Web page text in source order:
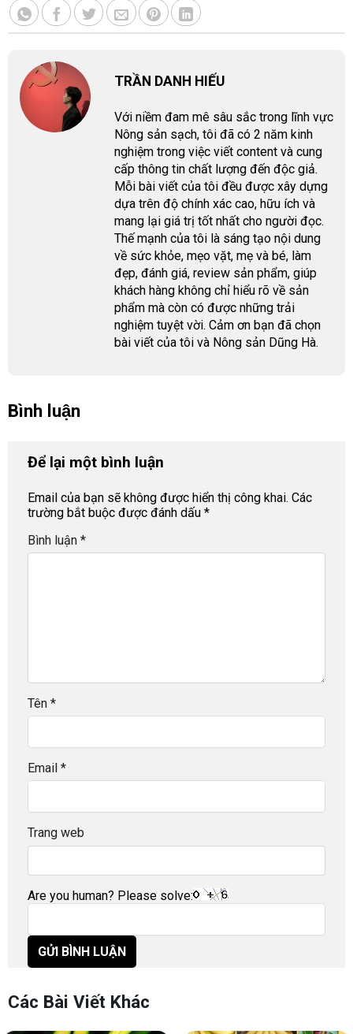
TRẦN DANH HIẾU
Với niềm đam mê sâu sắc trong lĩnh vực
Nông sản sạch, tôi đã có 2 năm kinh
nghiệm trong việc viết content và cung
cấp thông tin chất lượng đến độc giả.
Mỗi bài viết của tôi đều được xây dựng
dựa trên độ chính xác cao, hữu ích và
mang lại giá trị tốt nhất cho người đọc.
Thế mạnh của tôi là sáng tạo nội dung
về sức khỏe, mẹo vặt, mẹ và bé, làm
đẹp, đánh giá, review sản phẩm, giúp
khách hàng không chỉ hiểu rõ về sản
phẩm mà còn có được những trải
nghiệm tuyệt vời. Cảm ơn bạn đã chọn
bài viết của tôi và Nông sản Dũng Hà.
Bình luận
Để lại một bình luận
Email của bạn sẽ không được hiển thị công khai. Các
trường bắt buộc được đánh dấu *
Bình luận *
Tên *
Email *
Trang web
Are you human? Please solve:
Các Bài Viết Khác